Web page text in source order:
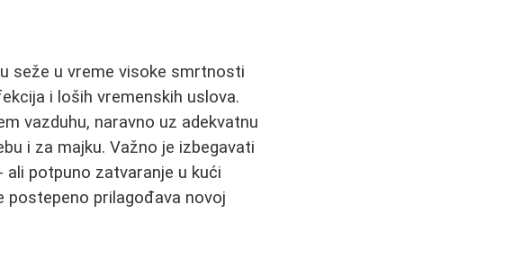
seže u vreme visoke smrtnosti
i loših vremenskih uslova.
vazduhu, naravno uz adekvatnu
i za majku. Važno je izbegavati
potpuno zatvaranje u kući
postepeno prilagođava novoj